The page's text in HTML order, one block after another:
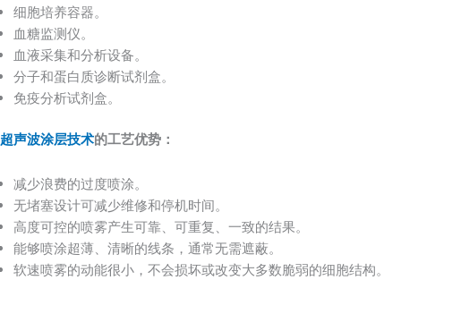
细胞培养容器。
血糖监测仪。
血液采集和分析设备。
分子和蛋白质诊断试剂盒。
免疫分析试剂盒。
超声波涂层技术的工艺优势：
减少浪费的过度喷涂。
无堵塞设计可减少维修和停机时间。
高度可控的喷雾产生可靠、可重复、一致的结果。
能够喷涂超薄、清晰的线条，通常无需遮蔽。
软速喷雾的动能很小，不会损坏或改变大多数脆弱的细胞结构。